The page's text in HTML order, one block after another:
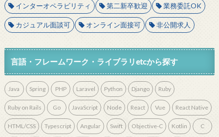
インターオペラビリティ 第二新卒歓迎 業務委託OK
カジュアル面談可 オンライン面接可 非公開求人
言語・フレームワーク・ライブラリetcから探す
Java Spring PHP Laravel Python Django Ruby
Ruby on Rails Go JavaScript Node React Vue React Native
HTML/CSS Typescript Angular Swift Objective-C Kotlin C